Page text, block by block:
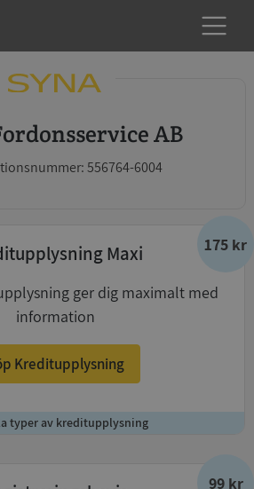
AB
556764-6004
175 kr
Maxi
ger dig maximalt med
information
Kreditupplysning
typer av kreditupplysning
99 kr